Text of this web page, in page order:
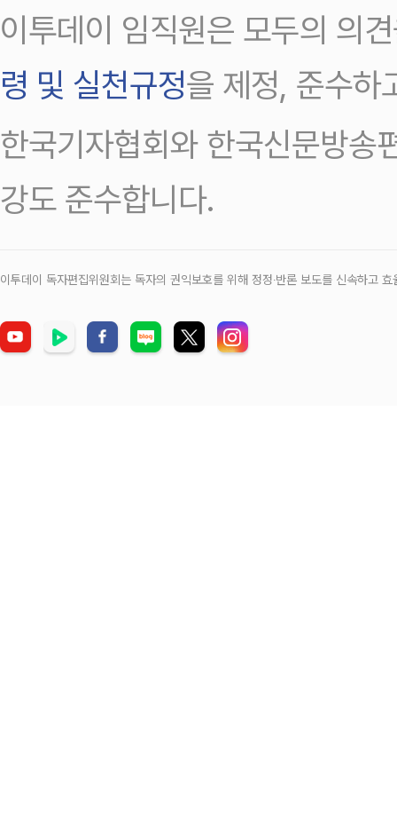
이투데이 임직원은 모두의 의
령 및 실천규정을 제정, 준수하
한국기자협회와 한국신문방송
강도 준수합니다.
이투데이 독자편집위원회는 독자의 권익보호를 위해 정정‧반론 보도를 신속하고